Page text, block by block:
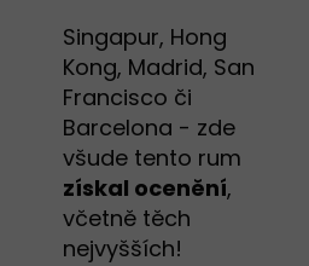
Singapur, Hong
Kong, Madrid, San
Francisco či
Barcelona - zde
všude tento rum
získal ocenění,
včetně těch
nejvyšších!